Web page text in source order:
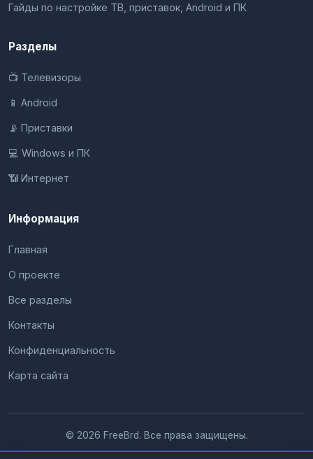
Гайды по настройке ТВ, приставок, Android и ПК
Разделы
📺 Телевизоры
📱 Android
📡 Приставки
💻 Windows и ПК
📶 Интернет
Информация
Главная
О проекте
Все разделы
Контакты
Конфиденциальность
Карта сайта
© 2026 FreeBrd. Все права защищены.